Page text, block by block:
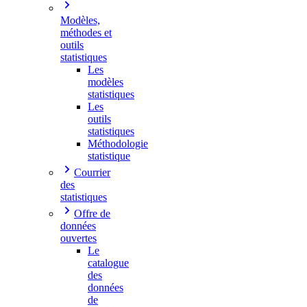
Modèles,
méthodes et
outils
statistiques
Les
modèles
statistiques
Les
outils
statistiques
Méthodologie
statistique
Courrier
des
statistiques
Offre de
données
ouvertes
Le
catalogue
des
données
de